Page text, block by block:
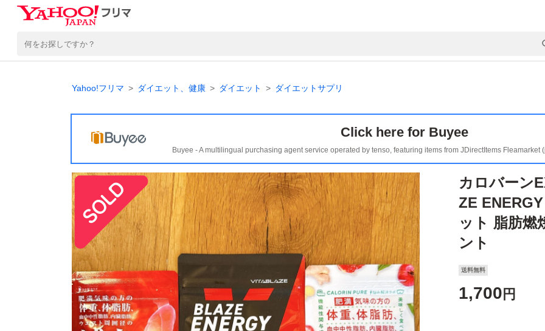
Yahoo!フリマ ダイエット、健康 ダイエット ダイエットサプリ
Click here for Buyee
Buyee - A multilingual purchasing agent service operated by tenso, featuring items from JDirectItems Fleamarket
カロバーン
ZE
ット 脂肪燃
ント
送料無料
1,700 円